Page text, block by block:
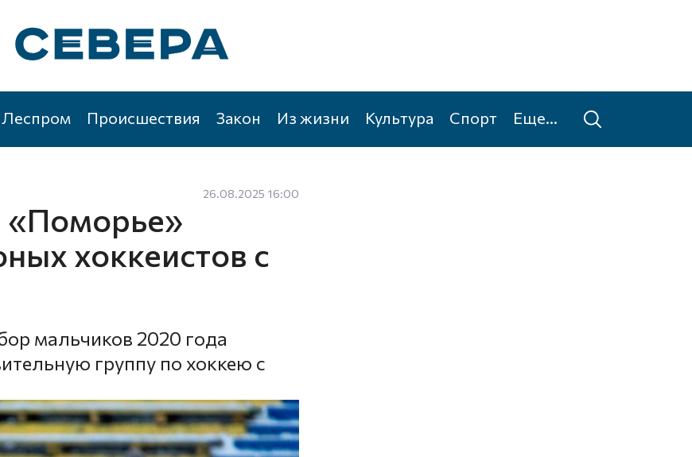
Леспром Происшествия Закон Из жизни Культура Спорт Еще...
26.08.2025 16:00
«Поморье»
хоккеистов с
мальчиков 2020 года
группу по хоккею с